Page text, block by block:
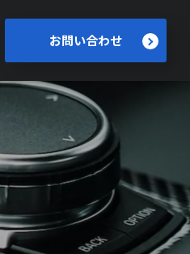
お問い合わせ